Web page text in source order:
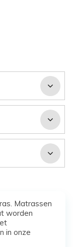
Matrassen
worden
in onze